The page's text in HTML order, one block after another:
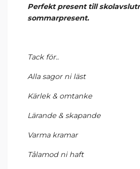
Perfekt present till
sommarpresent.
Tack för..
Alla sagor ni läst
Kärlek & omtanke
Lärande & skapande
Varma kramar
Tålamod ni haft